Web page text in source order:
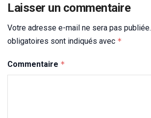
Laisser un commentaire
Votre adresse e-mail ne sera pas publiée.
obligatoires sont indiqués avec *
Commentaire *